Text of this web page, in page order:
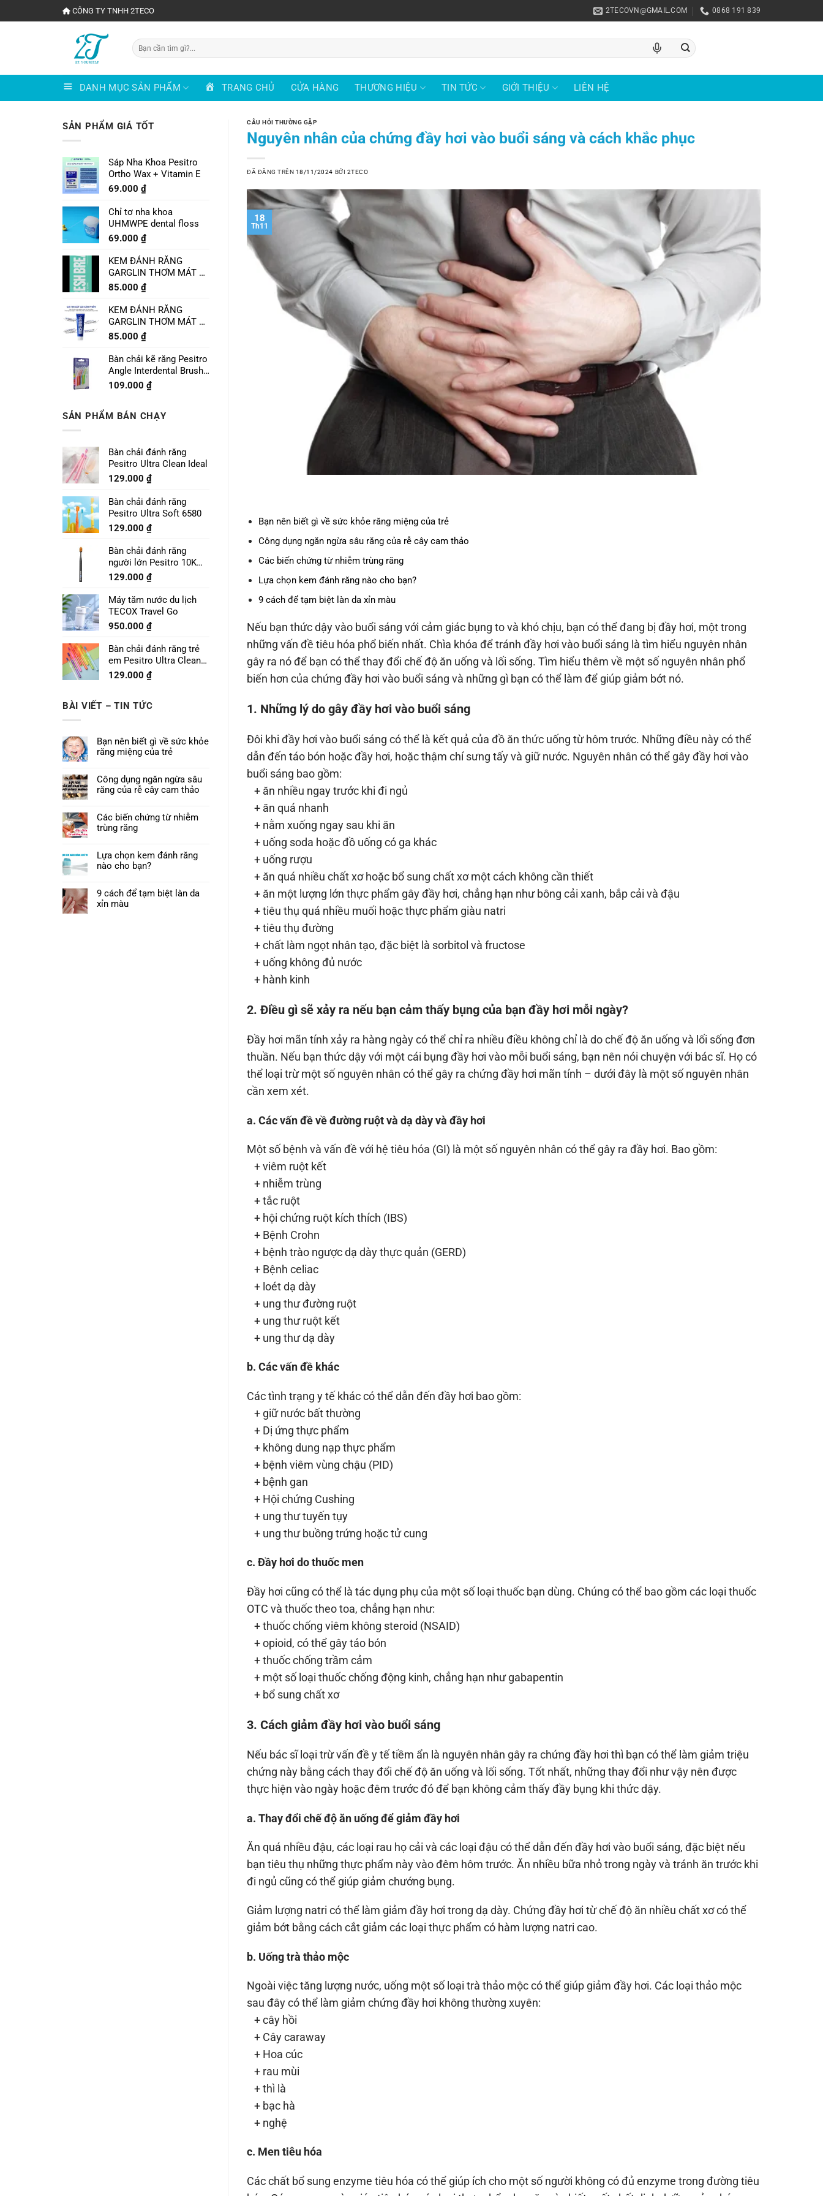
đến
CÔNG TY TNHH 2TECO 2TECOVN@GMAIL.COM 0868 191 839
Tìm
kiếm:
DANH MỤC SẢN PHẨM TRANG CHỦ CỬA HÀNG THƯƠNG HIỆU TIN TỨC GIỚI THIỆU LIÊN HỆ
SẢN PHẨM GIÁ TỐT
Sáp Nha Khoa Pesitro
Ortho Wax + Vitamin E
69.000 ₫
Chỉ tơ nha khoa
UHMWPE dental floss
69.000 ₫
KEM ĐÁNH RĂNG
GARGLIN THƠM MÁT VỊ
CHANH LIME MINT
85.000 ₫
KEM ĐÁNH RĂNG
GARGLIN THƠM MÁT VỊ
BẠC HÀ SPEARMINT
85.000 ₫
Bàn chải kẽ răng Pesitro
Angle Interdental Brush
Size 1 - 0.7mm
109.000 ₫
SẢN PHẨM BÁN CHẠY
Bàn chải đánh răng
Pesitro Ultra Clean Ideal
129.000 ₫
Bàn chải đánh răng
Pesitro Ultra Soft 6580
129.000 ₫
Bàn chải đánh răng
người lớn Pesitro 10K
Pro
129.000 ₫
Máy tăm nước du lịch
TECOX Travel Go
950.000 ₫
Bàn chải đánh răng trẻ
em Pesitro Ultra Clean
Prime 7680
129.000 ₫
BÀI VIẾT – TIN TỨC
Bạn nên biết gì về sức khỏe
răng miệng của trẻ
Công dụng ngăn ngừa sâu
răng của rễ cây cam thảo
Các biến chứng từ nhiễm
trùng răng
Lựa chọn kem đánh răng
nào cho bạn?
9 cách để tạm biệt làn da
xỉn màu
CÂU HỎI THƯỜNG GẶP
Nguyên nhân của chứng đầy hơi vào buổi sáng và cách khắc phục
ĐÃ ĐĂNG TRÊN 18/11/2024 BỞI 2TECO
18
Th11
Bạn nên biết gì về sức khỏe răng miệng của trẻ
Công dụng ngăn ngừa sâu răng của rễ cây cam thảo
Các biến chứng từ nhiễm trùng răng
Lựa chọn kem đánh răng nào cho bạn?
9 cách để tạm biệt làn da xỉn màu
Nếu bạn thức dậy vào buổi sáng với cảm giác bụng to và khó chịu, bạn có thể đang bị đầy hơi, một trong
những vấn đề tiêu hóa phổ biến nhất. Chìa khóa để tránh đầy hơi vào buổi sáng là tìm hiểu nguyên nhân
gây ra nó để bạn có thể thay đổi chế độ ăn uống và lối sống. Tìm hiểu thêm về một số nguyên nhân phổ
biến hơn của chứng đầy hơi vào buổi sáng và những gì bạn có thể làm để giúp giảm bớt nó.
1. Những lý do gây đầy hơi vào buổi sáng
Đôi khi đầy hơi vào buổi sáng có thể là kết quả của đồ ăn thức uống từ hôm trước. Những điều này có thể
dẫn đến táo bón hoặc đầy hơi, hoặc thậm chí sưng tấy và giữ nước. Nguyên nhân có thể gây đầy hơi vào
buổi sáng bao gồm:
+ ăn nhiều ngay trước khi đi ngủ
+ ăn quá nhanh
+ nằm xuống ngay sau khi ăn
+ uống soda hoặc đồ uống có ga khác
+ uống rượu
+ ăn quá nhiều chất xơ hoặc bổ sung chất xơ một cách không cần thiết
+ ăn một lượng lớn thực phẩm gây đầy hơi, chẳng hạn như bông cải xanh, bắp cải và đậu
+ tiêu thụ quá nhiều muối hoặc thực phẩm giàu natri
+ tiêu thụ đường
+ chất làm ngọt nhân tạo, đặc biệt là sorbitol và fructose
+ uống không đủ nước
+ hành kinh
2. Điều gì sẽ xảy ra nếu bạn cảm thấy bụng của bạn đầy hơi mỗi ngày?
Đầy hơi mãn tính xảy ra hàng ngày có thể chỉ ra nhiều điều không chỉ là do chế độ ăn uống và lối sống đơn
thuần. Nếu bạn thức dậy với một cái bụng đầy hơi vào mỗi buổi sáng, bạn nên nói chuyện với bác sĩ. Họ có
thể loại trừ một số nguyên nhân có thể gây ra chứng đầy hơi mãn tính – dưới đây là một số nguyên nhân
cần xem xét.
a. Các vấn đề về đường ruột và dạ dày và đầy hơi
Một số bệnh và vấn đề với hệ tiêu hóa (GI) là một số nguyên nhân có thể gây ra đầy hơi. Bao gồm:
+ viêm ruột kết
+ nhiễm trùng
+ tắc ruột
+ hội chứng ruột kích thích (IBS)
+ Bệnh Crohn
+ bệnh trào ngược dạ dày thực quản (GERD)
+ Bệnh celiac
+ loét dạ dày
+ ung thư đường ruột
+ ung thư ruột kết
+ ung thư dạ dày
b. Các vấn đề khác
Các tình trạng y tế khác có thể dẫn đến đầy hơi bao gồm:
+ giữ nước bất thường
+ Dị ứng thực phẩm
+ không dung nạp thực phẩm
+ bệnh viêm vùng chậu (PID)
+ bệnh gan
+ Hội chứng Cushing
+ ung thư tuyến tụy
+ ung thư buồng trứng hoặc tử cung
c. Đầy hơi do thuốc men
Đầy hơi cũng có thể là tác dụng phụ của một số loại thuốc bạn dùng. Chúng có thể bao gồm các loại thuốc
OTC và thuốc theo toa, chẳng hạn như:
+ thuốc chống viêm không steroid (NSAID)
+ opioid, có thể gây táo bón
+ thuốc chống trầm cảm
+ một số loại thuốc chống động kinh, chẳng hạn như gabapentin
+ bổ sung chất xơ
3. Cách giảm đầy hơi vào buổi sáng
Nếu bác sĩ loại trừ vấn đề y tế tiềm ẩn là nguyên nhân gây ra chứng đầy hơi thì bạn có thể làm giảm triệu
chứng này bằng cách thay đổi chế độ ăn uống và lối sống. Tốt nhất, những thay đổi như vậy nên được
thực hiện vào ngày hoặc đêm trước đó để bạn không cảm thấy đầy bụng khi thức dậy.
a. Thay đổi chế độ ăn uống để giảm đầy hơi
Ăn quá nhiều đậu, các loại rau họ cải và các loại đậu có thể dẫn đến đầy hơi vào buổi sáng, đặc biệt nếu
bạn tiêu thụ những thực phẩm này vào đêm hôm trước. Ăn nhiều bữa nhỏ trong ngày và tránh ăn trước khi
đi ngủ cũng có thể giúp giảm chướng bụng.
Giảm lượng natri có thể làm giảm đầy hơi trong dạ dày. Chứng đầy hơi từ chế độ ăn nhiều chất xơ có thể
giảm bớt bằng cách cắt giảm các loại thực phẩm có hàm lượng natri cao.
b. Uống trà thảo mộc
Ngoài việc tăng lượng nước, uống một số loại trà thảo mộc có thể giúp giảm đầy hơi. Các loại thảo mộc
sau đây có thể làm giảm chứng đầy hơi không thường xuyên:
+ cây hồi
+ Cây caraway
+ Hoa cúc
+ rau mùi
+ thì là
+ bạc hà
+ nghệ
c. Men tiêu hóa
Các chất bổ sung enzyme tiêu hóa có thể giúp ích cho một số người không có đủ enzyme trong đường tiêu